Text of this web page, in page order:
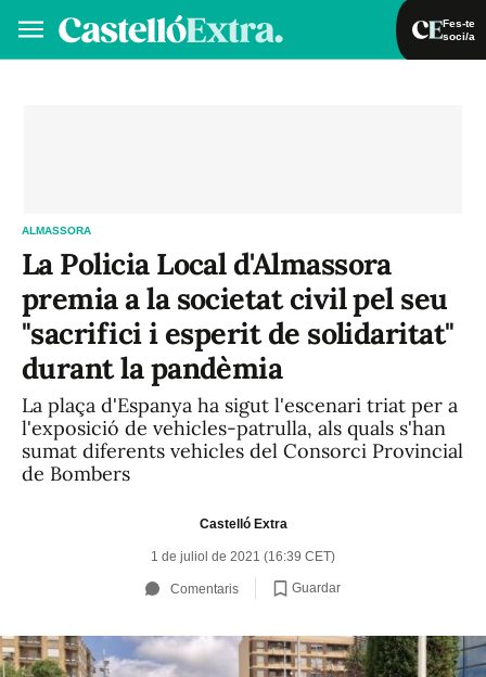
Fes-te
soci/a
ALMASSORA
La Policia Local d'Almassora
premia a la societat civil pel seu
"sacrifici i esperit de solidaritat"
durant la pandèmia
La plaça d'Espanya ha sigut l'escenari triat per a
l'exposició de vehicles-patrulla, als quals s'han
sumat diferents vehicles del Consorci Provincial
de Bombers
Castelló Extra
1 de juliol de 2021 (16:39 CET)
Comentaris Guardar